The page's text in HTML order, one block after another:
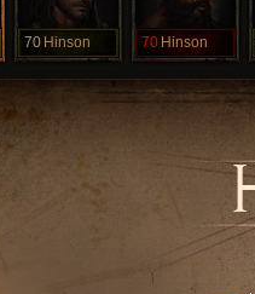
70 Hinson 70 Hinson